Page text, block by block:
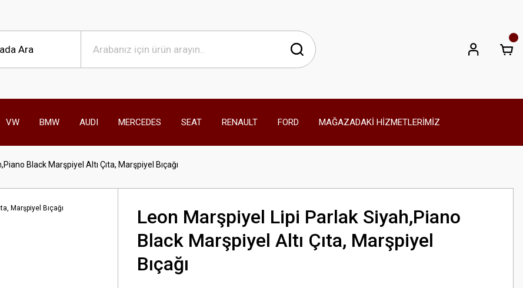
VW BMW AUDI MERCEDES SEAT RENAULT FORD MAĞAZADAKİ HİZMETLERİMİZ
Black Marşpiyel Altı Çıta, Marşpiyel Bıçağı
Leon Marşpiyel Lipi Parlak Siyah,Piano
Black Marşpiyel Altı Çıta, Marşpiyel
Bıçağı